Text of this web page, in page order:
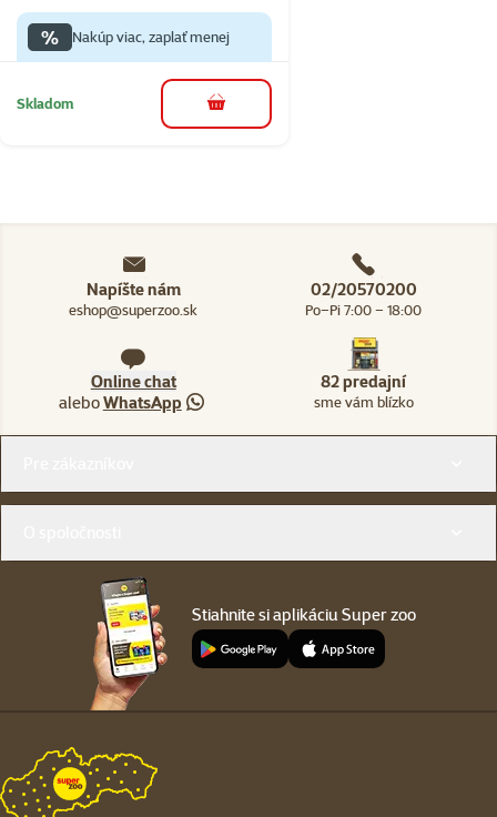
% Nakúp viac, zaplať menej
Skladom do košíka
Napíšte nám
eshop@superzoo.sk
02/20570200
Po–Pi 7:00 – 18:00
Online chat
aleboWhatsApp
82 predajní
sme vám blízko
Stiahnite si aplikáciu Super zoo